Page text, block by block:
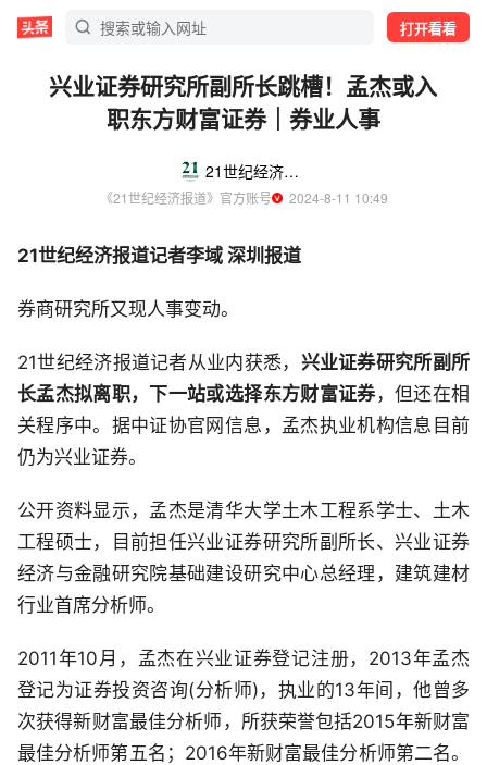
打开看看
兴业证券研究所副所长跳槽！孟杰或入
职东方财富证券｜券业人事
21世纪经济报道
《21世纪经济报道》官方账号
  2024-8-11 10:49
21世纪经济报道记者李域 深圳报道
券商研究所又现人事变动。
21世纪经济报道记者从业内获悉， 兴业证券研究所副所
长孟杰拟离职，下一站或选择东方财富证券，但还在相
关程序中。据中证协官网信息，孟杰执业机构信息目前
仍为兴业证券。
公开资料显示，孟杰是清华大学土木工程系学士、土木
工程硕士，目前担任兴业证券研究所副所长、兴业证券
经济与金融研究院基础建设研究中心总经理，建筑建材
行业首席分析师。
2011年10月，孟杰在兴业证券登记注册，2013年孟杰
登记为证券投资咨询(分析师)，执业的13年间，他曾多
次获得新财富最佳分析师，所获荣誉包括2015年新财富
最佳分析师第五名；2016年新财富最佳分析师第二名。